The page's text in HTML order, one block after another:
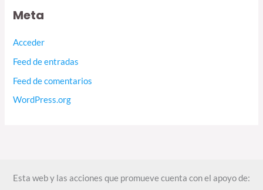
Meta
Acceder
Feed de entradas
Feed de comentarios
WordPress.org
Esta web y las acciones que promueve cuenta con el apoyo de: